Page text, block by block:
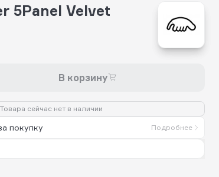
5Panel Velvet
В корзину
Товара сейчас нет в наличии
покупку Подробнее